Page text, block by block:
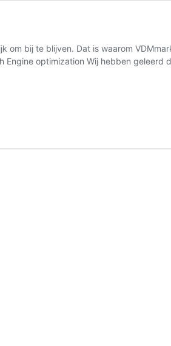
om bij te blijven. Dat is waarom
optimization Wij hebben